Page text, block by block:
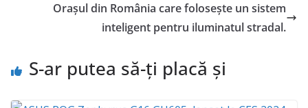
Orașul din România care folosește un sistem
inteligent pentru iluminatul stradal.
S-ar putea să-ți placă și